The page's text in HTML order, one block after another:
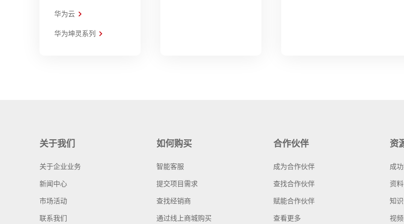
华为云
华为坤灵系列
关于我们
关于企业业务
新闻中心
市场活动
联系我们
如何购买
智能客服
提交项目需求
查找经销商
通过线上商城购买
合作伙伴
成为合作伙伴
查找合作伙伴
赋能合作伙伴
查看更多
资
成
资
知
视